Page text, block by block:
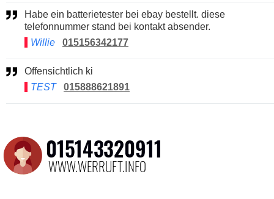
Habe ein batterietester bei ebay bestellt. diese
telefonnummer stand bei kontakt absender.
Willie
015156342177
Offensichtlich ki
TEST
015888621891